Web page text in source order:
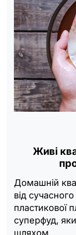
Живі
Домашній
від
пластикової
суперфуд,
шляхом.